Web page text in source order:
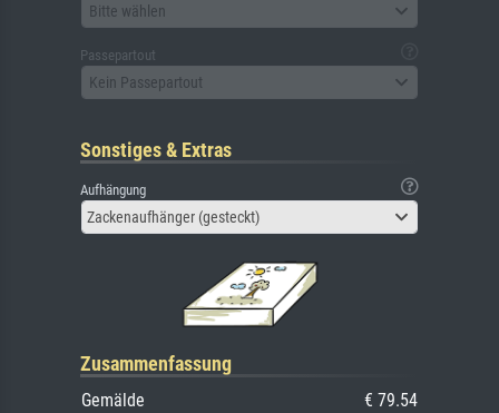
Bitte wählen
Passepartout
Kein Passepartout
Sonstiges & Extras
Aufhängung
Zackenaufhänger (gesteckt)
Zusammenfassung
Gemälde
€ 79.54